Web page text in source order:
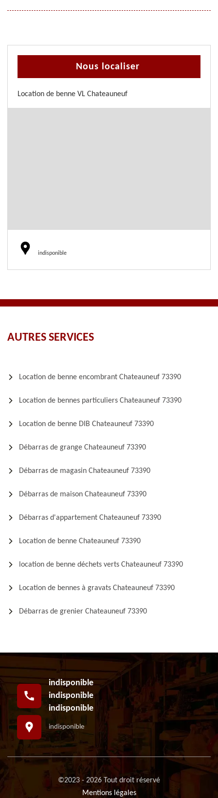
Nous localiser
Location de benne VL Chateauneuf
indisponible
AUTRES SERVICES
Location de benne encombrant Chateauneuf 73390
Location de bennes particuliers Chateauneuf 73390
Location de benne DIB Chateauneuf 73390
Débarras de grange Chateauneuf 73390
Débarras de magasin Chateauneuf 73390
Débarras de maison Chateauneuf 73390
Débarras d'appartement Chateauneuf 73390
Location de benne Chateauneuf 73390
location de benne déchets verts Chateauneuf 73390
Location de bennes à gravats Chateauneuf 73390
Débarras de grenier Chateauneuf 73390
indisponible
indisponible
indisponible
indisponible
©2023 - 2026 Tout droit réservé
Mentions légales